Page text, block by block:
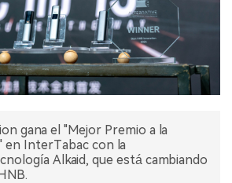
gana el "Mejor Premio a la
en InterTabac con la
Alkaid, que está cambiando